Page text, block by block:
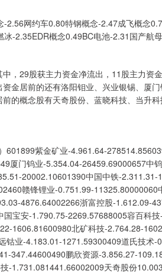
2.56网约车0.80特钢概念-2.47成飞概念
-2.35EDR概念0.49BC电池-2.31国产航
，29股获主力资金净流出，11股主力资
金居前的还有洛阳钼业、兴业银锡、厦
的概念股有天奇股份、蓝晓科技、当升
601899紫金矿业-4.961.64-
厦门钨业-5.354.04-26459.69000657中
20002.10601390中国中铁-2.311.31-
赣锋锂业-0.751.99-11325.80000060
4876.64002266浙富控股-1.612.09-
宝安-1.790.75-2269.57688005容百科
1606.81600980北矿科技-2.764.28-
业-4.183.01-1271.59300409道氏技术-
347.44600490鹏欣资源-3.856.27-
-1.731.081441.66002009天奇股份